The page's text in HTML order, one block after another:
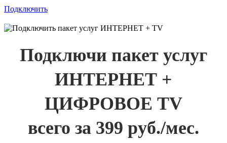
Подключить
Подключи пакет услуг
ИНТЕРНЕТ +
ЦИФРОВОЕ TV
всего за 399 руб./мес.